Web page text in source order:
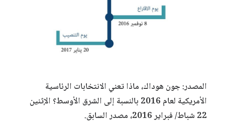
المصدر: جون هوداك، ماذا تعني الانتخابات الرئاسية
الأمريكية لعام 2016 بالنسبة إلى الشرق الأوسط؟ الإثنين
22 شباط/ فبراير 2016، مصدر السابق.